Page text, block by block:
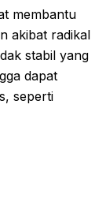
membantu
akibat radikal
stabil yang
dapat
seperti